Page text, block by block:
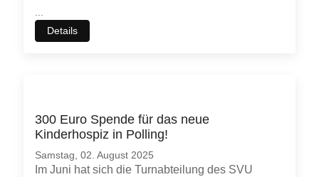
Details
300 Euro Spende für das neue
Kinderhospiz in Polling!
Samstag, 02. August 2025
Im Juni hat sich die Turnabteilung des SVU